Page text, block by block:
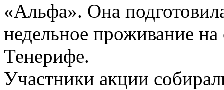
«Альфа». Она
недельное проживание
Тенерифе.
Участники акции